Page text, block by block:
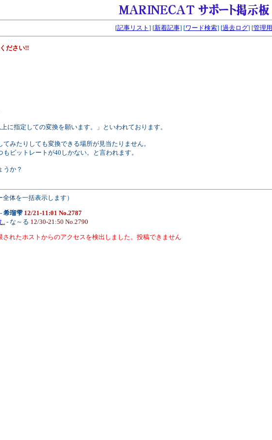
[記事リスト ] [新着記事] [ワード検索] [過去ログ] [管理用
ださい!!
に指定しての変換を願います。」といわれております。
みたりしても変換できる場所が見当たりません。
ビットレートが40しかない。と言われます。
うか？
体を一括表示します）
- 希瑠雫 12/21-11:01 No.2787
- な～る 12/30-21:50 No.2790
れたホストからのアクセスを検出しました。投稿できません